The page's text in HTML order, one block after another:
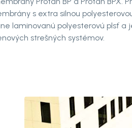
s extra silnou
laminovanú polyesterovú plsť a
strešných systémov.